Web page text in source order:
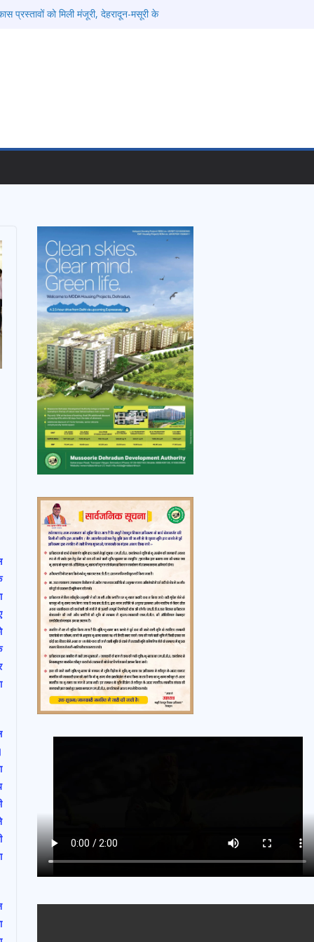
प्रस्तावों को मिली मंजूरी, देहरादून-मसूरी के
भर्ती
से जुड़ी 12 किमी ग्रीनफील्ड बाईपास परियोजना
के बीच जिला प्रशासन अलर्ट, सभी विभागों को